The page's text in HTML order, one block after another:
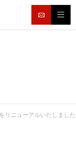
リニューアルいたしました